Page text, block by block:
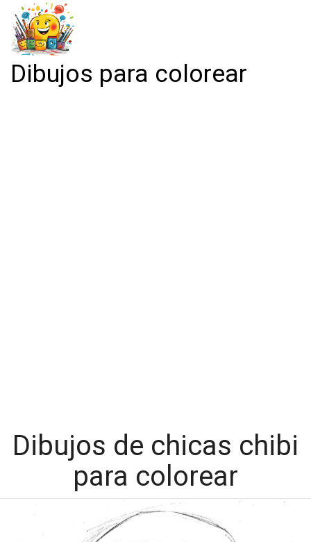
Dibujos para colorear
Dibujos de chicas chibi
para colorear